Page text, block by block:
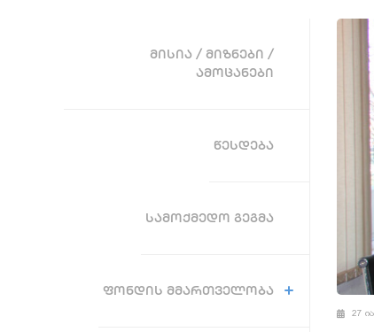
ᲛᲘᲡᲘᲐ / ᲛᲘᲖᲜᲔᲑᲘ /
ᲐᲛᲝᲪᲐᲜᲔᲑᲘ
ᲬᲔᲡᲓᲔᲑᲐ
ᲡᲐᲛᲝᲥᲛᲔᲓᲝ ᲒᲔᲒᲛᲐ
ᲤᲝᲜᲓᲘᲡ ᲛᲛᲐᲠᲗᲕᲔᲚᲝᲑᲐ
27